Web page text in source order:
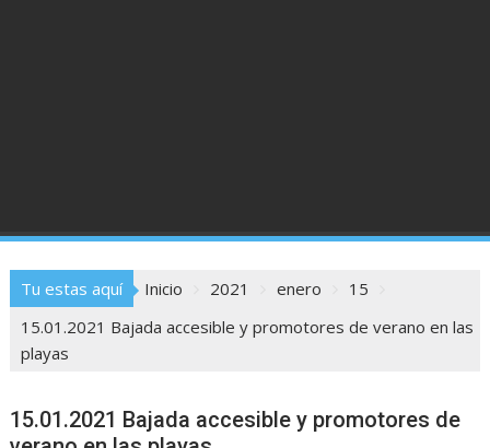
Tu estas aquí Inicio 2021 enero
15
15.01.2021 Bajada accesible y promotores de verano en las
playas
15.01.2021 Bajada accesible y promotores de